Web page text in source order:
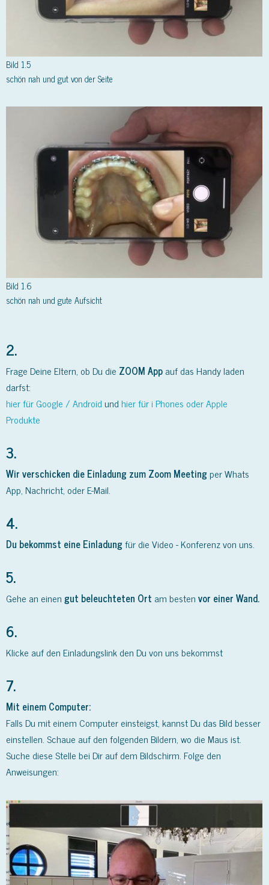
Bild 1.5
schön nah und gut von der Seite
Bild 1.6
schön nah und gute Aufsicht
2.
Frage Deine Eltern, ob Du die ZOOM Appauf das Handy laden
darfst:
hier für Google / Androidundhier für i Phones oder Apple
Produkte
3.
Wir verschicken die Einladung zum Zoom Meetingper Whats
App, Nachricht, oder E-Mail.
4.
Du bekommst eine Einladungfür die Video - Konferenz von uns.
5.
Gehe an einengut beleuchteten Ort am bestenvor einer Wand.
6.
Klicke auf den Einladungslink den Du von uns bekommst
7.
Mit einem Computer:
Falls Du mit einem Computer einsteigst, kannst Du das Bild besser
einstellen. Schaue auf den folgenden Bildern, wo die Maus ist.
Suche diese Stelle bei Dir auf dem Bildschirm. Folge den
Anweisungen: